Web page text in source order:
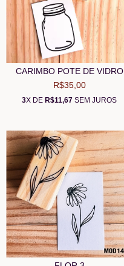
CARIMBO POTE DE VIDRO
R$35,00
3X DE R$11,67 SEM JUROS